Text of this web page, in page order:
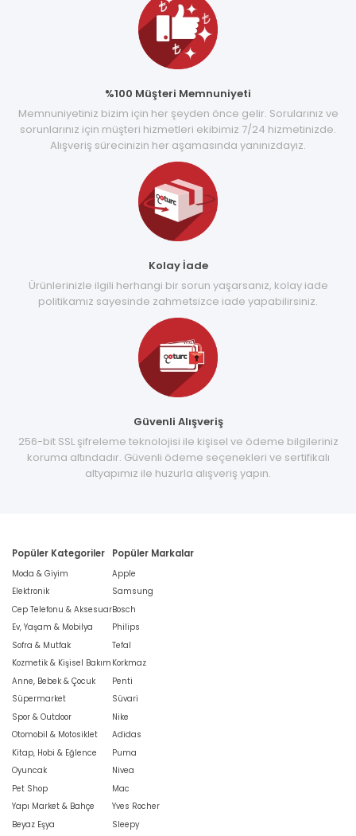
%100 Müşteri Memnuniyeti
Memnuniyetiniz bizim için her şeyden önce gelir. Sorularınız ve
sorunlarınız için müşteri hizmetleri ekibimiz 7/24 hizmetinizde.
Alışveriş sürecinizin her aşamasında yanınızdayız.
Kolay İade
Ürünlerinizle ilgili herhangi bir sorun yaşarsanız, kolay iade
politikamız sayesinde zahmetsizce iade yapabilirsiniz.
Güvenli Alışveriş
256-bit SSL şifreleme teknolojisi ile kişisel ve ödeme bilgileriniz
koruma altındadır. Güvenli ödeme seçenekleri ve sertifikalı
altyapımız ile huzurla alışveriş yapın.
Popüler Kategoriler
Moda & Giyim
Elektronik
Cep Telefonu & Aksesuar
Ev, Yaşam & Mobilya
Sofra & Mutfak
Kozmetik & Kişisel Bakım
Anne, Bebek & Çocuk
Süpermarket
Spor & Outdoor
Otomobil & Motosiklet
Kitap, Hobi & Eğlence
Oyuncak
Pet Shop
Yapı Market & Bahçe
Beyaz Eşya
Popüler Markalar
Apple
Samsung
Bosch
Philips
Tefal
Korkmaz
Penti
Süvari
Nike
Adidas
Puma
Nivea
Mac
Yves Rocher
Sleepy